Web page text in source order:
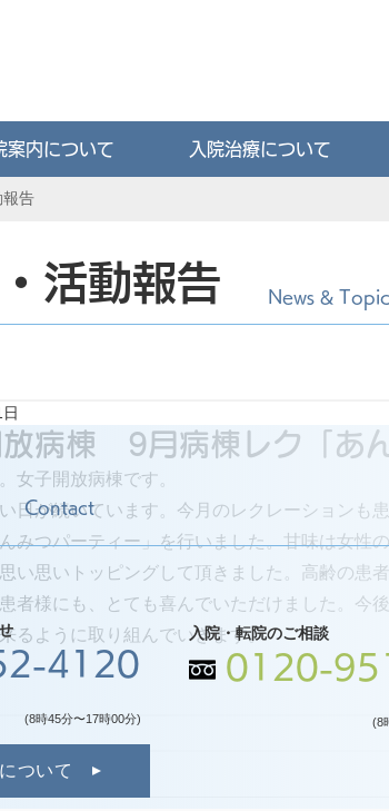
案内について 入院治療について
報告
活動報告 News &
病棟 9月病棟レク「あ
女子開放病棟です。
日が続いています。今月のレクレーションも
みつパーティー」を行いました。甘味は女性
い思いトッピングして頂きました。高齢の患
者様にも、とても喜んでいただけました。今
るように取り組んでいきます。
Contact
4120
(8時45分〜17時00分)
入院・転院のご相談
0120-
(8
ついて